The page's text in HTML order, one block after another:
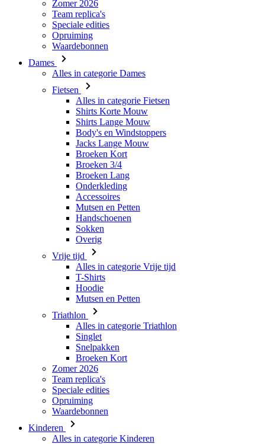
Zomer 2026
Team replica's
Speciale edities
Opruiming
Waardebonnen
Dames
Alles in categorie Dames
Fietsen
Alles in categorie Fietsen
Shirts Korte Mouw
Shirts Lange Mouw
Body's en Windstoppers
Jacks Lange Mouw
Broeken Kort
Broeken 3/4
Broeken Lang
Onderkleding
Accessoires
Mutsen en Petten
Handschoenen
Sokken
Overig
Vrije tijd
Alles in categorie Vrije tijd
T-Shirts
Hoodie
Mutsen en Petten
Triathlon
Alles in categorie Triathlon
Singlet
Snelpakken
Broeken Kort
Zomer 2026
Team replica's
Speciale edities
Opruiming
Waardebonnen
Kinderen
Alles in categorie Kinderen